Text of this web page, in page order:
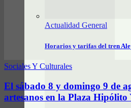
Actualidad General
Horarios y tarifas del tren
Sociales Y Culturales
El sábado 8 y domingo 9 de
artesanos en la Plaza Hipólito